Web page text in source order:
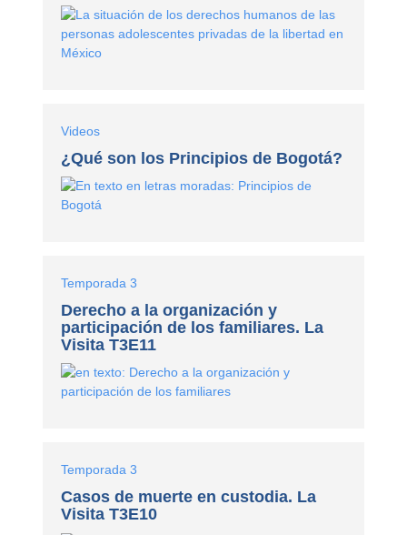
Videos
¿Qué son los Principios de Bogotá?
Temporada 3
Derecho a la organización y
participación de los familiares. La
Visita T3E11
Temporada 3
Casos de muerte en custodia. La
Visita T3E10